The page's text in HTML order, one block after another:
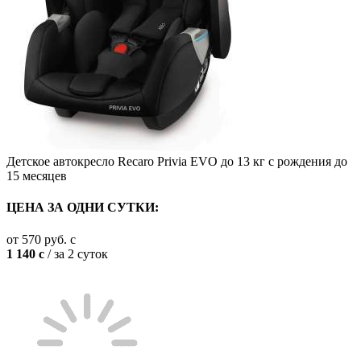
Детское автокресло Recaro Privia EVO до 13 кг с рождения до
15 месяцев
ЦЕНА ЗА ОДНИ СУТКИ:
от 570 руб. c
1 140 c / за 2 суток